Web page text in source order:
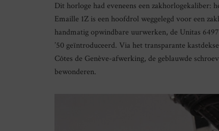
Dit horloge had eveneens een
Emaille 1Z is een hoofdrol weggelegd voor een
handmatig opwindbare uurwerken, de Unitas
’50 geïntroduceerd. Via het transparante
Côtes de Genève-afwerking, de geblauwde
bewonderen.